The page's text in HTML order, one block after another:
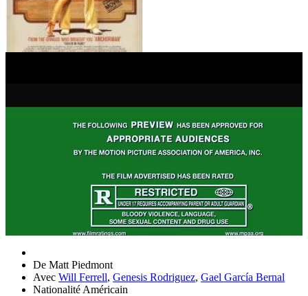
De Matt Piedmont
Avec Will Ferrell, Genesis Rodriguez, Gael García Bernal
Nationalité Américain